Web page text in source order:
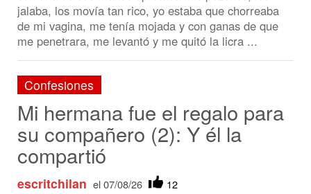
Confesiones
Mi hermana fue el regalo para
su compañero (2): Y él la
compartió
escritchilan el 07/08/26 12
Se salió de mí y mientras el otro me seguía dando
anal, me puso la verga en la boca y fui yo quien se
abalanzó a metérmela en la boquita para que me
diera mi ración de leche, lo abracé para que no me